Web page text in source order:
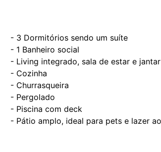
- 3 Dormitórios sendo um suíte
- 1 Banheiro social
- Living integrado, sala de estar e jantar
- Cozinha
- Churrasqueira
- Pergolado
- Piscina com deck